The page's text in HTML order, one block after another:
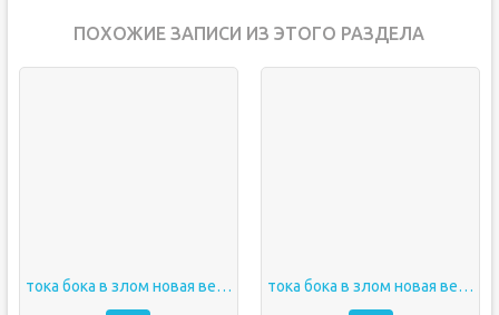
ПОХОЖИЕ ЗАПИСИ ИЗ ЭТОГО РАЗДЕЛА
тока бока в злом новая версия всё открыто тока бока в злом новая версия